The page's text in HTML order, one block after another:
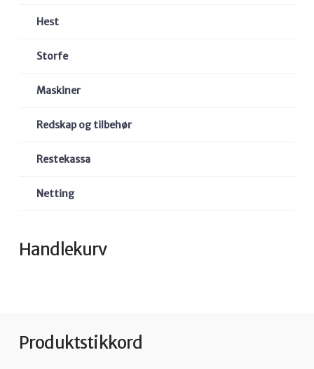
Hest
Storfe
Maskiner
Redskap og tilbehør
Restekassa
Netting
Handlekurv
Produktstikkord